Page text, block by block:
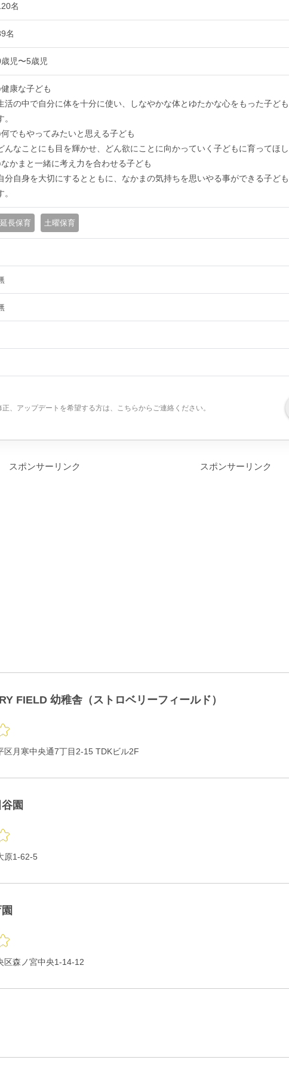
名
名
児〜5歳児
健康な子ども
活の中で自分に体を十分に使い、しなやかな体とゆたかな心をもった子ど
。
何でもやってみたいと思える子ども
んなことにも目を輝かせ、どん欲にことに向かっていく子どもに育ってほし
なかまと一緒に考え力を合わせる子ども
分自身を大切にするとともに、なかまの気持ちを思いやる事ができる子ど
。
延長保育 土曜保育
、アップデートを希望する方は、こちらからご連絡ください。
スポンサーリンク スポンサーリンク
FIELD 幼稚舎（ストロベリーフィールド）
区月寒中央通7丁目2-15 TDKビル2F
園
原1-62-5
区森ノ宮中央1-14-12